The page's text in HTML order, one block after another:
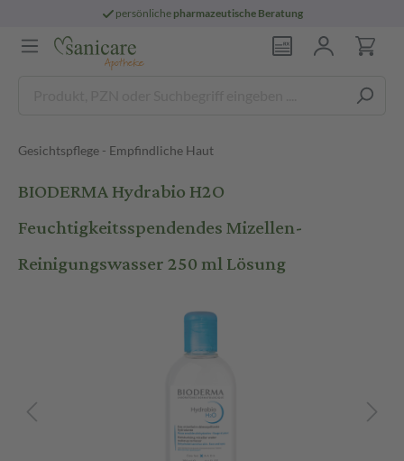
persönliche pharmazeutische Beratung
Gesichtspflege - Empfindliche Haut
BIODERMA Hydrabio H2O
Feuchtigkeitsspendendes Mizellen-
Reinigungswasser 250 ml Lösung